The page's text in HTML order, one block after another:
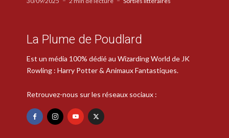
La Plume de Poudlard
Est un média 100% dédié au Wizarding World de JK
Rowling : Harry Potter & Animaux Fantastiques.
Retrouvez-nous sur les réseaux sociaux :